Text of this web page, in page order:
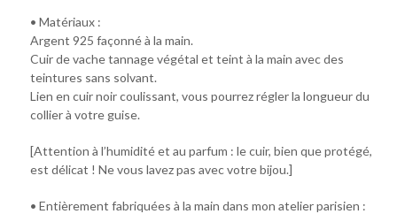
• Matériaux :
Argent 925 façonné à la main.
Cuir de vache tannage végétal et teint à la main avec des
teintures sans solvant.
Lien en cuir noir coulissant, vous pourrez régler la longueur du
collier à votre guise.
[Attention à l’humidité et au parfum : le cuir, bien que protégé,
est délicat ! Ne vous lavez pas avec votre bijou.]
• Entièrement fabriquées à la main dans mon atelier parisien :